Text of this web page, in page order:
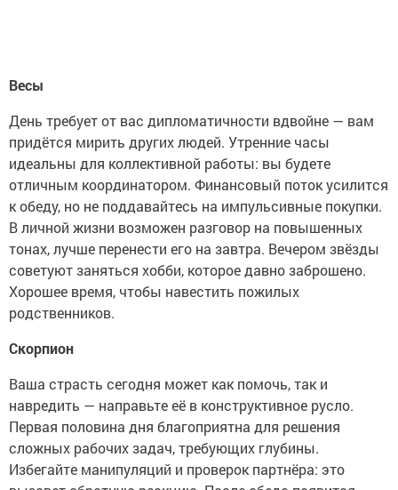
Весы
День требует от вас дипломатичности вдвойне — вам
придётся мирить других людей. Утренние часы
идеальны для коллективной работы: вы будете
отличным координатором. Финансовый поток усилится
к обеду, но не поддавайтесь на импульсивные покупки.
В личной жизни возможен разговор на повышенных
тонах, лучше перенести его на завтра. Вечером звёзды
советуют заняться хобби, которое давно заброшено.
Хорошее время, чтобы навестить пожилых
родственников.
Скорпион
Ваша страсть сегодня может как помочь, так и
навредить — направьте её в конструктивное русло.
Первая половина дня благоприятна для решения
сложных рабочих задач, требующих глубины.
Избегайте манипуляций и проверок партнёра: это